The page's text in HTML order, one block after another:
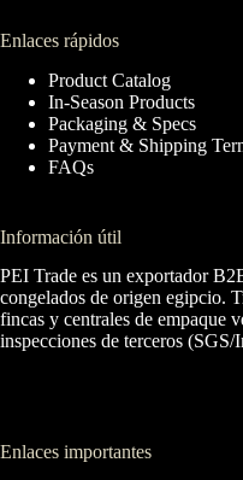
Enlaces rápidos
Product Catalog
In-Season Products
Packaging & Specs
Payment & Shipping
FAQs
Información útil
PEI Trade es un exportador
congelados de origen egipcio.
fincas y centrales de empaque
inspecciones de terceros
Enlaces importantes